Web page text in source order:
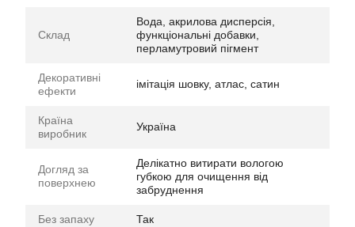
Склад
Вода, акрилова дисперсія,
функціональні добавки,
перламутровий пігмент
Декоративні
ефекти
імітація шовку, атлас, сатин
Країна
виробник
Україна
Догляд за
поверхнею
Делікатно витирати вологою
губкою для очищення від
забруднення
Без запаху Так